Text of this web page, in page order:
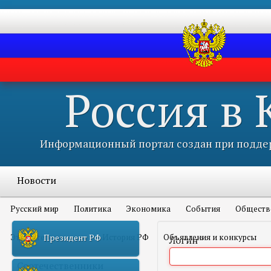
Россия в
Информационный портал создан при
Новости
Русский мир Политика Экономика События
Это интересно всем История РФ Объявления и конкурсы
Соотечественники
Президент РФ Логин*